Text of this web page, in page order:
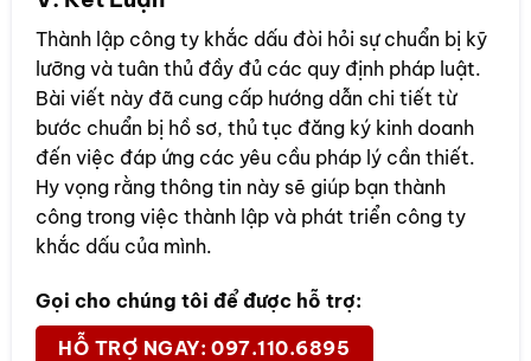
Thành lập công ty khắc dấu đòi hỏi sự chuẩn bị kỹ
lưỡng và tuân thủ đầy đủ các quy định pháp luật.
Bài viết này đã cung cấp hướng dẫn chi tiết từ
bước chuẩn bị hồ sơ, thủ tục đăng ký kinh doanh
đến việc đáp ứng các yêu cầu pháp lý cần thiết.
Hy vọng rằng thông tin này sẽ giúp bạn thành
công trong việc thành lập và phát triển công ty
khắc dấu của mình.
Gọi cho chúng tôi để được hỗ trợ:
HỖ TRỢ NGAY: 097.110.6895